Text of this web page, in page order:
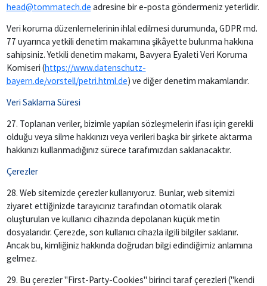
head@tommatech.de adresine bir e-posta göndermeniz yeterlidir.
Veri koruma düzenlemelerinin ihlal edilmesi durumunda, GDPR md.
77 uyarınca yetkili denetim makamına şikâyette bulunma hakkına
sahipsiniz. Yetkili denetim makamı, Bavyera Eyaleti Veri Koruma
Komiseri (https://www.datenschutz-
bayern.de/vorstell/petri.html.de) ve diğer denetim makamlarıdır.
Veri Saklama Süresi
27. Toplanan veriler, bizimle yapılan sözleşmelerin ifası için gerekli
olduğu veya silme hakkınızı veya verileri başka bir şirkete aktarma
hakkınızı kullanmadığınız sürece tarafımızdan saklanacaktır.
Çerezler
28. Web sitemizde çerezler kullanıyoruz. Bunlar, web sitemizi
ziyaret ettiğinizde tarayıcınız tarafından otomatik olarak
oluşturulan ve kullanıcı cihazında depolanan küçük metin
dosyalarıdır. Çerezde, son kullanıcı cihazla ilgili bilgiler saklanır.
Ancak bu, kimliğiniz hakkında doğrudan bilgi edindiğimiz anlamına
gelmez.
29. Bu çerezler "First-Party-Cookies" birinci taraf çerezleri ("kendi